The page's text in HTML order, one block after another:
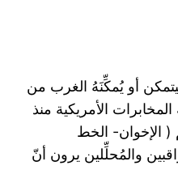
أو يُمكِّنَهُ الغرب من
الأمريكية منذ
الإخوان- الخط
والمُحلِّلين يرون أنّ